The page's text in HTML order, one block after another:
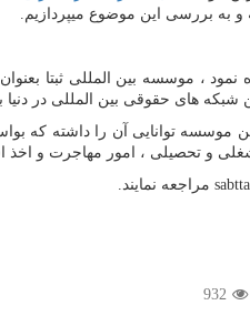
به بررسی این موضوع میپردازیم.
، موسسه بین المللی ثبتا
و تحصیلی ، امور مهاجرت و اخذ
مراجعه نمایند.
932